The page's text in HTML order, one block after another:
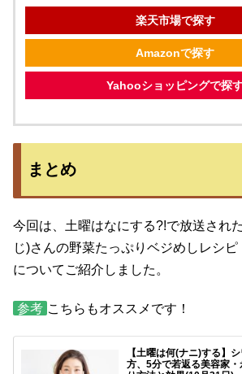
楽天市場で探す
Amazonで探す
Yahooショッピングで探
まとめ
今回は、土曜はなにする?!で放送され
じ)さんの野菜たっぷりベジめしレシピ
についてご紹介しました。
参考 こちらもオススメです！
【土曜は何(ナニ)する】
方、5分で若返る美容家